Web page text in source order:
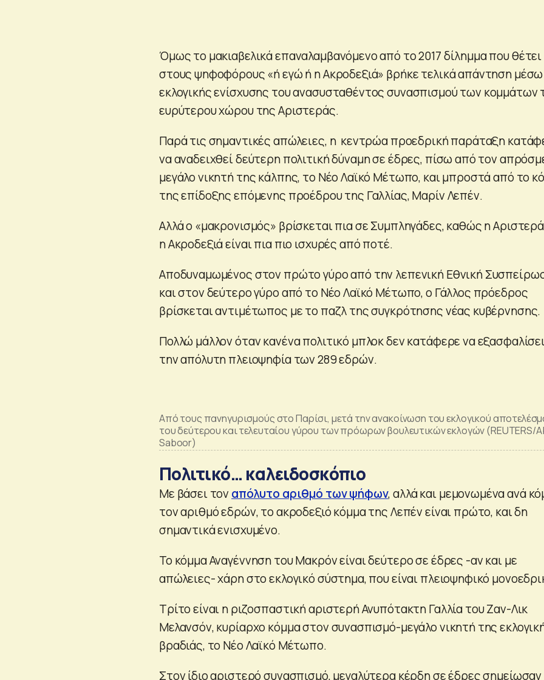
Όμως το μακιαβελικά επαναλαμβανόμενο από το 2017 δίλημμα που θέτει
στους ψηφοφόρους «ή εγώ ή η Ακροδεξιά» βρήκε τελικά απάντηση
εκλογικής ενίσχυσης του ανασυσταθέντος συνασπισμού των κομμάτων
ευρύτερου χώρου της Αριστεράς.
Παρά τις σημαντικές απώλειες, η κεντρώα προεδρική παράταξη
να αναδειχθεί δεύτερη πολιτική δύναμη σε έδρες, πίσω από τον
μεγάλο νικητή της κάλπης, το Νέο Λαϊκό Μέτωπο, και μπροστά από το
της επίδοξης επόμενης προέδρου της Γαλλίας, Μαρίν Λεπέν.
Αλλά ο «μακρονισμός» βρίσκεται πια σε Συμπληγάδες, καθώς η
η Ακροδεξιά είναι πια πιο ισχυρές από ποτέ.
Αποδυναμωμένος στον πρώτο γύρο από την λεπενική Εθνική
και στον δεύτερο γύρο από το Νέο Λαϊκό Μέτωπο, ο Γάλλος πρόεδρος
βρίσκεται αντιμέτωπος με το παζλ της συγκρότησης νέας κυβέρνησης.
Πολλώ μάλλον όταν κανένα πολιτικό μπλοκ δεν κατάφερε να
την απόλυτη πλειοψηφία των 289 εδρών.
Από τους πανηγυρισμούς στο Παρίσι, μετά την ανακοίνωση του εκλογικού
του δεύτερου και τελευταίου γύρου των πρόωρων βουλευτικών εκλογών (REUTERS/
Saboor)
Πολιτικό… καλειδοσκόπιο
Με βάσει τον απόλυτο αριθμό των ψήφων, αλλά και μεμονωμένα ανά
τον αριθμό εδρών, το ακροδεξιό κόμμα της Λεπέν είναι πρώτο, και δη
σημαντικά ενισχυμένο.
Το κόμμα Αναγέννηση του Μακρόν είναι δεύτερο σε έδρες -αν και με
απώλειες- χάρη στο εκλογικό σύστημα, που είναι πλειοψηφικό
Τρίτο είναι η ριζοσπαστική αριστερή Ανυπότακτη Γαλλία του Ζαν-Λικ
Μελανσόν, κυρίαρχο κόμμα στον συνασπισμό-μεγάλο νικητή της
βραδιάς, το Νέο Λαϊκό Μέτωπο.
Στον ίδιο αριστερό συνασπισμό, μεγαλύτερα κέρδη σε έδρες σημείωσαν